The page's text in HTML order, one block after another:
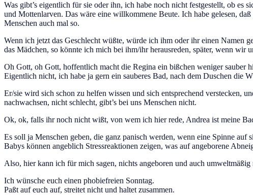
Was gibt’s eigentlich für sie oder ihn, ich habe noch nicht festgestellt, ob es
und Mottenlarven. Das wäre eine willkommene Beute. Ich habe gelesen,
Menschen auch mal so.
Wenn ich jetzt das Geschlecht wüßte, würde ich ihm oder ihr einen Namen
das Mädchen, so könnte ich mich bei ihm/ihr herausreden, später, wenn wir
Oh Gott, oh Gott, hoffentlich macht die Regina ein bißchen weniger sauber
Eigentlich nicht, ich habe ja gern ein sauberes Bad, nach dem Duschen die
Er/sie wird sich schon zu helfen wissen und sich entsprechend verstecken,
nachwachsen, nicht schlecht, gibt’s bei uns Menschen nicht.
Ok, ok, falls ihr noch nicht wißt, von wem ich hier rede, Andrea ist meine
Es soll ja Menschen geben, die ganz panisch werden, wenn eine Spinne
Babys können angeblich Stressreaktionen zeigen, was auf angeborene
Also, hier kann ich für mich sagen, nichts angeboren und auch
Ich wünsche euch einen phobiefreien Sonntag.
Paßt auf euch auf, streitet nicht und haltet zusammen.